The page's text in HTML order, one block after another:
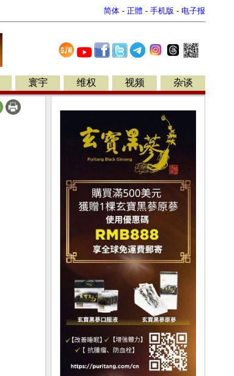
简体 - 正體 - 手机版 - 电子报
寰宇 维权 视频 杂谈